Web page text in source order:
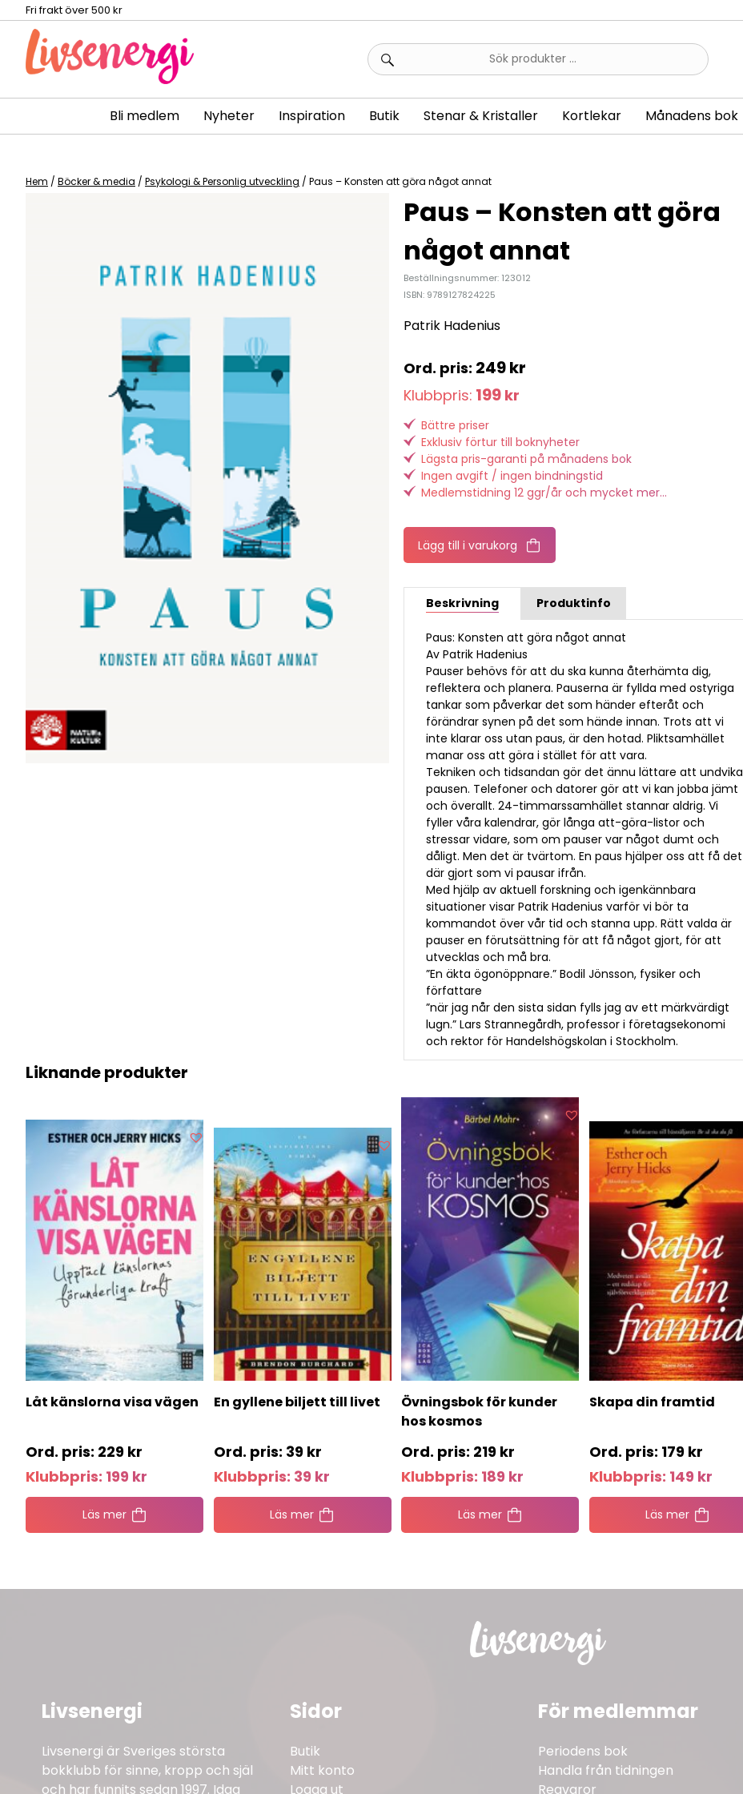
content
Fri frakt över 500 kr
Sök
efter:
Bli medlem Nyheter Inspiration Butik Stenar & Kristaller Kortlekar Månadens bok
Hem / Böcker & media / Psykologi & Personlig utveckling / Paus – Konsten att göra något annat
Paus – Konsten att göra
något annat
Beställningsnummer: 123012
ISBN: 9789127824225
Patrik Hadenius
249kr
Klubbpris: 199 kr
Bättre priser
Exklusiv förtur till boknyheter
Lägsta pris-garanti på månadens bok
Ingen avgift / ingen bindningstid
Medlemstidning 12 ggr/år och mycket mer...
Lägg till i varukorg
Beskrivning Produktinfo
Paus: Konsten att göra något annat
Av Patrik Hadenius
Pauser behövs för att du ska kunna återhämta dig,
reflektera och planera. Pauserna är fyllda med ostyriga
tankar som påverkar det som händer efteråt och
förändrar synen på det som hände innan. Trots att vi
inte klarar oss utan paus, är den hotad. Pliktsamhället
manar oss att göra i stället för att vara.
Tekniken och tidsandan gör det ännu lättare att undvika
pausen. Telefoner och datorer gör att vi kan jobba jämt
och överallt. 24-timmarssamhället stannar aldrig. Vi
fyller våra kalendrar, gör långa att-göra-listor och
stressar vidare, som om pauser var något dumt och
dåligt. Men det är tvärtom. En paus hjälper oss att få det
där gjort som vi pausar ifrån.
Med hjälp av aktuell forskning och igenkännbara
situationer visar Patrik Hadenius varför vi bör ta
kommandot över vår tid och stanna upp. Rätt valda är
pauser en förutsättning för att få något gjort, för att
utvecklas och må bra.
”En äkta ögonöppnare.” Bodil Jönsson, fysiker och
författare
”när jag når den sista sidan fylls jag av ett märkvärdigt
lugn.” Lars Strannegårdh, professor i företagsekonomi
och rektor för Handelshögskolan i Stockholm.
Liknande produkter
Låt känslorna visa vägen
229 kr
Klubbpris: 199 kr
Läs mer
En gyllene biljett till livet
39 kr
Klubbpris: 39 kr
Läs mer
Övningsbok för kunder
hos kosmos
219 kr
Klubbpris: 189 kr
Läs mer
Skapa din framtid
179 kr
Klubbpris: 149 kr
Läs mer
Livsenergi
Livsenergi är Sveriges största
bokklubb för sinne, kropp och själ
och har funnits sedan 1997. Idag
Sidor
Butik
Mitt konto
Logga ut
För medlemmar
Periodens bok
Handla från tidningen
Reavaror